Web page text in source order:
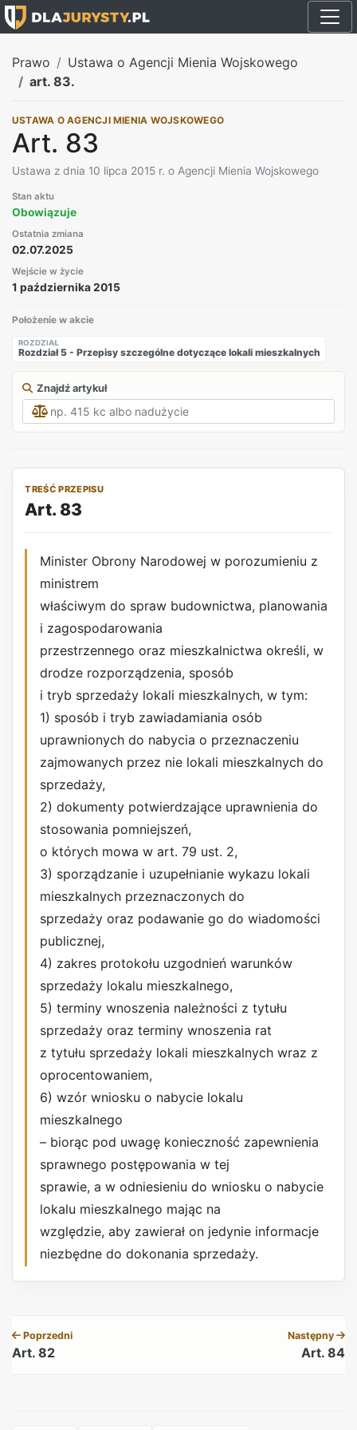
Prawo
Ustawa o Agencji Mienia Wojskowego
art. 83.
USTAWA O AGENCJI MIENIA WOJSKOWEGO
Art. 83
Ustawa z dnia 10 lipca 2015 r. o Agencji Mienia Wojskowego
Stan aktu
Obowiązuje
Ostatnia zmiana
02.07.2025
Wejście w życie
1 października 2015
Położenie w akcie
ROZDZIAŁ
Rozdział 5 - Przepisy szczególne dotyczące lokali mieszkalnych
Znajdź artykuł
TREŚĆ PRZEPISU
Art. 83
Minister Obrony Narodowej w porozumieniu z
ministrem
właściwym do spraw budownictwa, planowania
i zagospodarowania
przestrzennego oraz mieszkalnictwa określi, w
drodze rozporządzenia, sposób
i tryb sprzedaży lokali mieszkalnych, w tym:
1) sposób i tryb zawiadamiania osób
uprawnionych do nabycia o przeznaczeniu
zajmowanych przez nie lokali mieszkalnych do
sprzedaży,
2) dokumenty potwierdzające uprawnienia do
stosowania pomniejszeń,
o których mowa w art. 79 ust. 2,
3) sporządzanie i uzupełnianie wykazu lokali
mieszkalnych przeznaczonych do
sprzedaży oraz podawanie go do wiadomości
publicznej,
4) zakres protokołu uzgodnień warunków
sprzedaży lokalu mieszkalnego,
5) terminy wnoszenia należności z tytułu
sprzedaży oraz terminy wnoszenia rat
z tytułu sprzedaży lokali mieszkalnych wraz z
oprocentowaniem,
6) wzór wniosku o nabycie lokalu
mieszkalnego
– biorąc pod uwagę konieczność zapewnienia
sprawnego postępowania w tej
sprawie, a w odniesieniu do wniosku o nabycie
lokalu mieszkalnego mając na
względzie, aby zawierał on jedynie informacje
niezbędne do dokonania sprzedaży.
Poprzedni
Art. 82
Następny
Art. 84